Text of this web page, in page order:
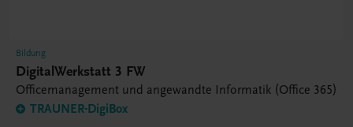
Bildung
DigitalWerkstatt 3 FW
Officemanagement und angewandte Informatik (Office 365)
TRAUNER-DigiBox